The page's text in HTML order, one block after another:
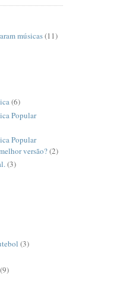
músicas(11)
(6)
Popular
Popular
versão?(2)
(3)
(3)
(9)